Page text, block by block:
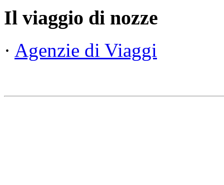
Il viaggio di nozze
· Agenzie di Viaggi